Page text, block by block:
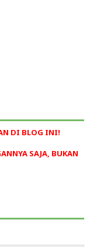
DI BLOG INI!
SAJA, BUKAN